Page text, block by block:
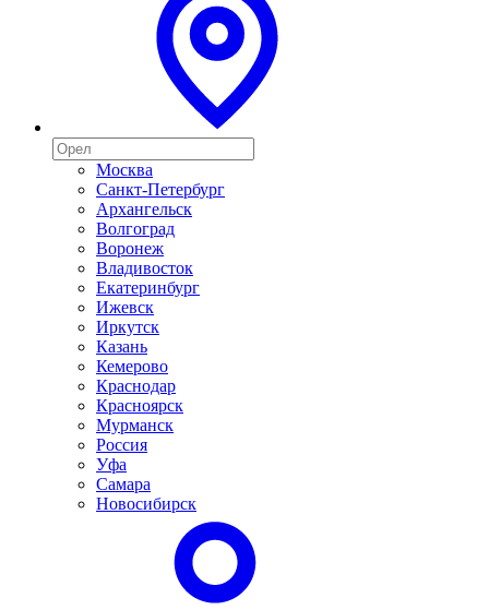
Москва
Санкт-Петербург
Архангельск
Волгоград
Воронеж
Владивосток
Екатеринбург
Ижевск
Иркутск
Казань
Кемерово
Краснодар
Красноярск
Мурманск
Россия
Уфа
Самара
Новосибирск